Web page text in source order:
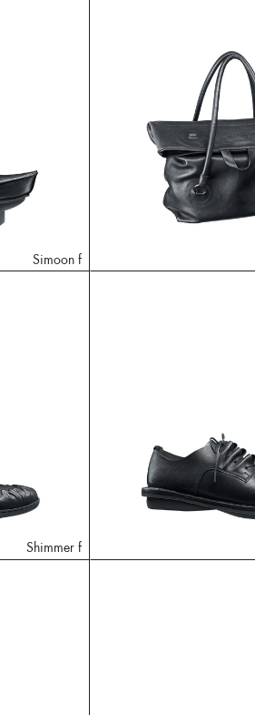
Simoon f
Shimmer f